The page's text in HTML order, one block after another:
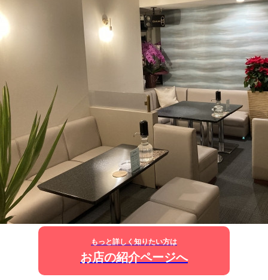
もっと詳しく知りたい方は
お店の紹介ページへ